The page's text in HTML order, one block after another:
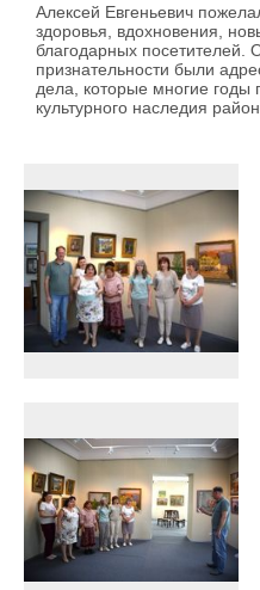
Алексей Евгеньевич
здоровья, вдохновения,
благодарных посетителей.
признательности были
дела, которые многие годы
культурного наследия